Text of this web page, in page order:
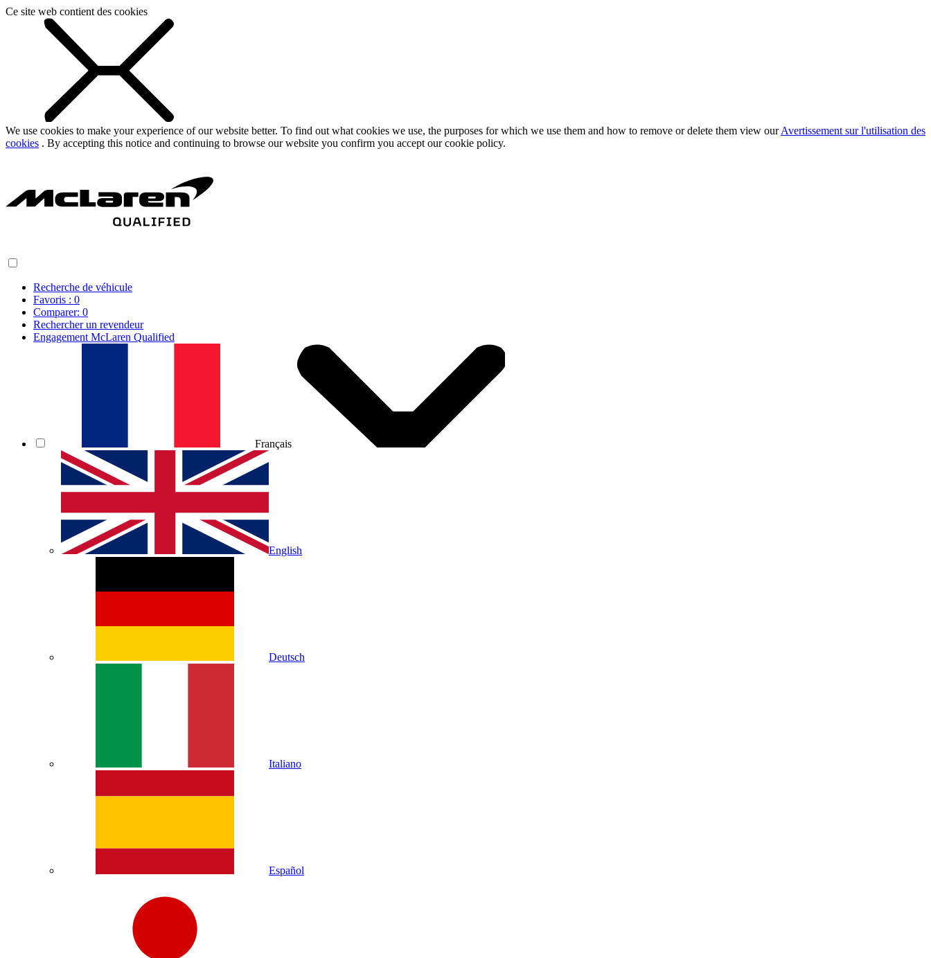
Ce site web contient des cookies
We use cookies to make your experience of our website better. To find out what cookies we use, the purposes for which we use them and how to remove or delete them view ourAvertissement sur l'utilisation des
cookies . By accepting this notice and continuing to browse our website you confirm you accept our cookie policy.
Recherche de véhicule
Favoris : 0
Comparer: 0
Rechercher un revendeur
Engagement McLaren Qualified
Français
English
Deutsch
Italiano
Español